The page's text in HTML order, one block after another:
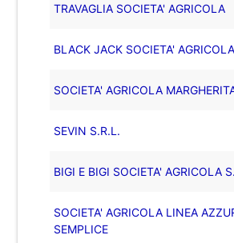
TRAVAGLIA SOCIETA' AGRICOLA
BLACK JACK SOCIETA' AGRICOLA
SOCIETA' AGRICOLA
SEVIN S.R.L.
BIGI E BIGI SOCIETA' AGRICOLA
SOCIETA' AGRICOLA LINEA
SEMPLICE